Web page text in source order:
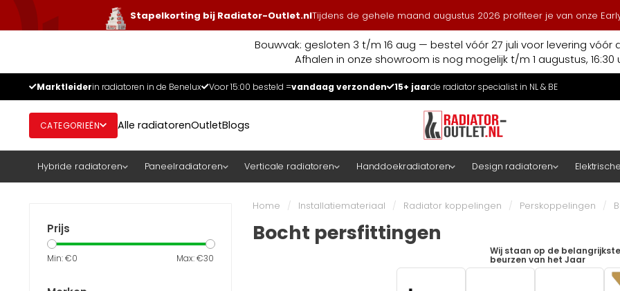
Stapelkorting bij Radiator-Outlet.nlTijdens de gehele maand augustus 2026 profiteer je van onze
Bouwvak: gesloten 3 t/m 16 aug — bestel vóór 27 juli voor levering vóór
Afhalen in onze showroom is nog mogelijk t/m 1 augustus, 16:30
Marktleiderin radiatoren in de Benelux Voor 15:00 besteld =vandaag verzonden 15+ jaarde radiator specialist in NL & BE
CATEGORIEËN Alle radiatorenOutletBlogs
Hybride radiatoren Paneelradiatoren Verticale radiatoren Handdoekradiatoren Design radiatoren
Prijs
Min: €0 Max: €30
Home / Installatiemateriaal / Radiator koppelingen / Perskoppelingen /
Bocht persfittingen
Wij staan op de belangrijkste
beurzen van het Jaar